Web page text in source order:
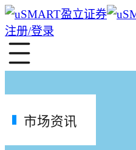
注册/登录
市场资讯